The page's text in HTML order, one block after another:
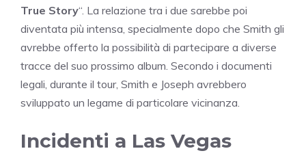
True Story“. La relazione tra i due sarebbe poi
diventata più intensa, specialmente dopo che Smith gli
avrebbe offerto la possibilità di partecipare a diverse
tracce del suo prossimo album. Secondo i documenti
legali, durante il tour, Smith e Joseph avrebbero
sviluppato un legame di particolare vicinanza.
Incidenti a Las Vegas